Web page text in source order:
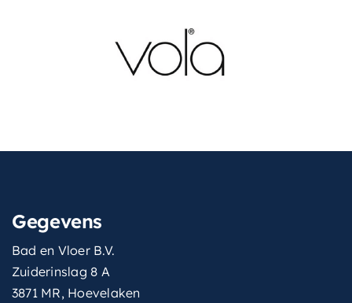
Gegevens
Bad en Vloer B.V.
Zuiderinslag 8 A
3871 MR, Hoevelaken